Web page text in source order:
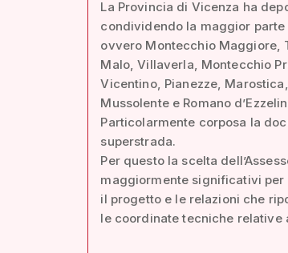
La Provincia di Vicenza ha
condividendo la maggior
ovvero Montecchio Maggiore,
Malo, Villaverla, Montecchio
Vicentino, Pianezze,
Mussolente e Romano
Particolarmente corposa la
superstrada.
Per questo la scelta
maggiormente significativi
il progetto e le relazioni che
le coordinate tecniche relative